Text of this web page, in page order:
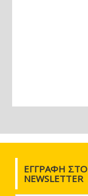
ΕΓΓΡΑΦΉ ΣΤΟ
NEWSLETTER